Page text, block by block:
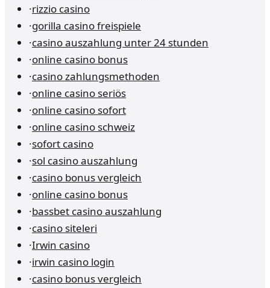
·rizzio casino
·gorilla casino freispiele
·casino auszahlung unter 24 stunden
·online casino bonus
·casino zahlungsmethoden
·online casino seriös
·online casino sofort
·online casino schweiz
·sofort casino
·sol casino auszahlung
·casino bonus vergleich
·online casino bonus
·bassbet casino auszahlung
·casino siteleri
·Irwin casino
·irwin casino login
·casino bonus vergleich